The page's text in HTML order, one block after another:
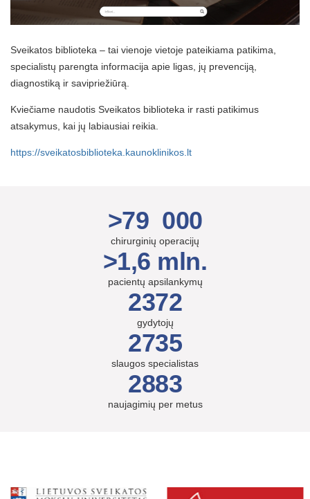
Sveikatos biblioteka – tai vienoje vietoje pateikiama patikima,
specialistų parengta informacija apie ligas, jų prevenciją,
diagnostiką ir savipriežiūrą.
Kviečiame naudotis Sveikatos biblioteka ir rasti patikimus
atsakymus, kai jų labiausiai reikia.
https://sveikatosbiblioteka.kaunoklinikos.lt
>79 000
chirurginių operacijų
>1,6 mln.
pacientų apsilankymų
2372
gydytojų
2735
slaugos specialistas
2883
naujagimių per metus